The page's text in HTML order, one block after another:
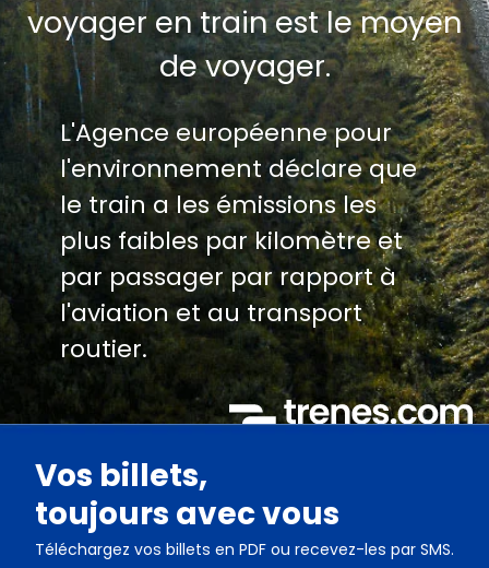
voyager en train est le moyen
de voyager.
L'Agence européenne pour
l'environnement déclare que
le train a les émissions les
plus faibles par kilomètre et
par passager par rapport à
l'aviation et au transport
routier.
Vos billets,
toujours avec vous
Téléchargez vos billets en PDF ou recevez-les par SMS.